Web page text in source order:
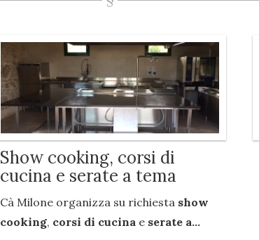
Show cooking, corsi di
cucina e serate a tema
Cà Milone organizza su richiesta show
cooking, corsi di cucina e serate a...